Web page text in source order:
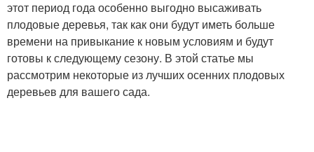
этот период года особенно выгодно высаживать
плодовые деревья, так как они будут иметь больше
времени на привыкание к новым условиям и будут
готовы к следующему сезону. В этой статье мы
рассмотрим некоторые из лучших осенних плодовых
деревьев для вашего сада.